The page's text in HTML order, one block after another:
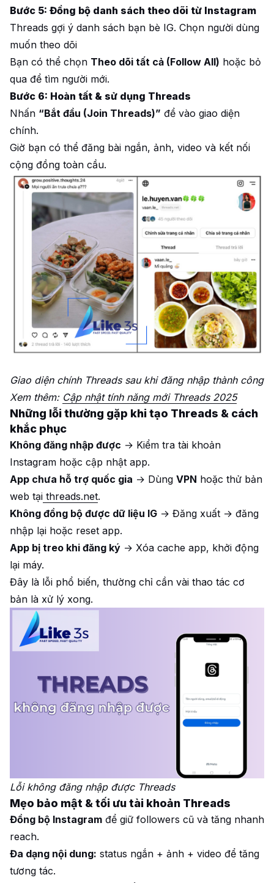
Bước 5: Đồng bộ danh sách theo dõi từ Instagram
Threads gợi ý danh sách bạn bè IG. Chọn người dùng
muốn theo dõi
Bạn có thể chọn Theo dõi tất cả (Follow All) hoặc bỏ
qua để tìm người mới.
Bước 6: Hoàn tất & sử dụng Threads
Nhấn “Bắt đầu (Join Threads)” để vào giao diện
chính.
Giờ bạn có thể đăng bài ngắn, ảnh, video và kết nối
cộng đồng toàn cầu.
Giao diện chính Threads sau khi đăng nhập thành công
Xem thêm: Cập nhật tính năng mới Threads 2025
Những lỗi thường gặp khi tạo Threads & cách
khắc phục
Không đăng nhập được → Kiểm tra tài khoản
Instagram hoặc cập nhật app.
App chưa hỗ trợ quốc gia → Dùng VPN hoặc thử bản
web tại threads.net.
Không đồng bộ được dữ liệu IG → Đăng xuất → đăng
nhập lại hoặc reset app.
App bị treo khi đăng ký → Xóa cache app, khởi động
lại máy.
Đây là lỗi phổ biến, thường chỉ cần vài thao tác cơ
bản là xử lý xong.
Lỗi không đăng nhập được Threads
Mẹo bảo mật & tối ưu tài khoản Threads
Đồng bộ Instagram để giữ followers cũ và tăng nhanh
reach.
Đa dạng nội dung: status ngắn + ảnh + video để tăng
tương tác.